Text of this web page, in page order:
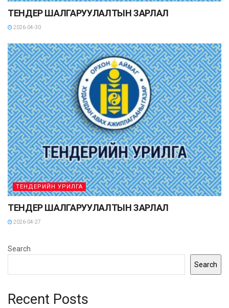
ТЕНДЕР ШАЛГАРУУЛАЛТЫН ЗАРЛАЛ
2026-04-30
ТЕНДЕРИЙН УРИЛГА
ТЕНДЕР ШАЛГАРУУЛАЛТЫН ЗАРЛАЛ
2026-04-27
Search
Search
Recent Posts